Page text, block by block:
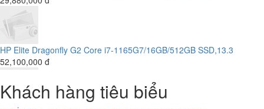
HP Elite Dragonfly G2 Core i7-1165G7/16GB/512GB SSD,13.3
52,100,000 đ
Máy Bộ HP Prodesk 6000 G1-Intel Core i5-4460.( TH4) RAM 4G- 120G
CÔNG TY CỔ PHẦN SẢN XUẤT THƯƠNG MẠI THIẾT KẾ BÌNH MINH
CÔNG TY TNHH MỘT THÀNH VIÊN THẠNH THỚI
CÔNG TY TNHH MỘT THÀNH VIÊN...
HỆ THỐNG CAMERA CÔNG TY CỔ PHẦN VIỆT TINH ANH (Bắc -
CÔNG TY CỔ PHẦN VIỆT TINH...